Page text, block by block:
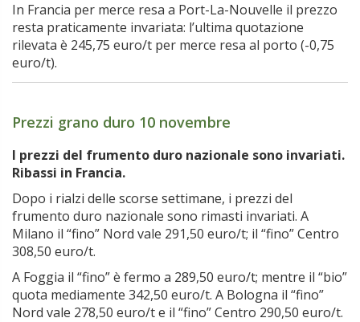
In Francia per merce resa a Port-La-Nouvelle il prezzo
resta praticamente invariata: l’ultima quotazione
rilevata è 245,75 euro/t per merce resa al porto (-0,75
euro/t).
Prezzi grano duro 10 novembre
I prezzi del frumento duro nazionale sono invariati.
Ribassi in Francia.
Dopo i rialzi delle scorse settimane, i prezzi del
frumento duro nazionale sono rimasti invariati. A
Milano il “fino” Nord vale 291,50 euro/t; il “fino” Centro
308,50 euro/t.
A Foggia il “fino” è fermo a 289,50 euro/t; mentre il “bio”
quota mediamente 342,50 euro/t. A Bologna il “fino”
Nord vale 278,50 euro/t e il “fino” Centro 290,50 euro/t.